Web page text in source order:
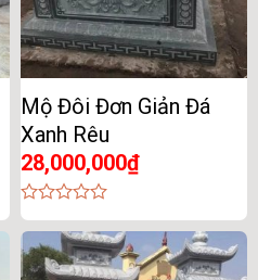
Mộ Đôi Đơn Giản Đá
Xanh Rêu
28,000,000₫
0
out
of
5